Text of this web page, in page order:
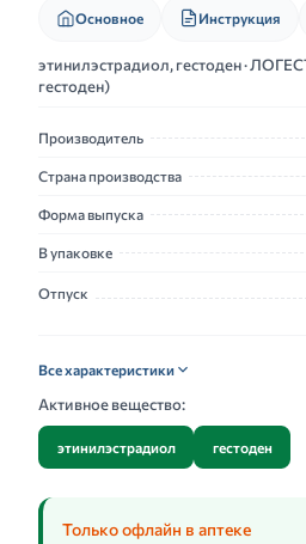
Основное Инструкция
этинилэстрадиол, гестоден ·
гестоден)
Производитель
Страна производства
Форма выпуска
В упаковке
Отпуск
Все характеристики
Активное вещество:
этинилэстрадиол гестоден
Только офлайн в аптеке